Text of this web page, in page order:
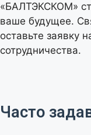
«БАЛТЭКСКОМ»
ваше будущее.
оставьте заявку
сотрудничества.
Часто